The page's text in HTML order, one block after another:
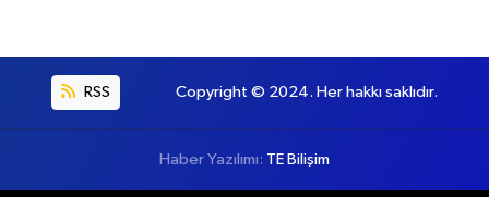
RSS Copyright © 2024. Her hakkı saklıdır.
Haber Yazılımı: TE Bilişim